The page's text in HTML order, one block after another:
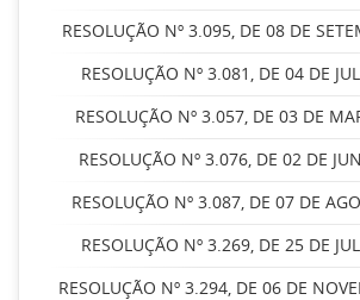
RESOLUÇÃO Nº 3.095, DE 08 DE
RESOLUÇÃO Nº 3.081, DE 04 DE
RESOLUÇÃO Nº 3.057, DE 03 DE
RESOLUÇÃO Nº 3.076, DE 02 DE
RESOLUÇÃO Nº 3.087, DE 07 DE
RESOLUÇÃO Nº 3.269, DE 25 DE
RESOLUÇÃO Nº 3.294, DE 06 DE